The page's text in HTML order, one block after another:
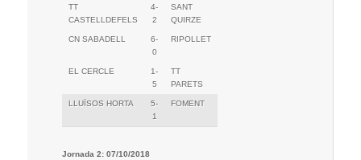
TT
CASTELLDEFELS
4-
2
SANT
QUIRZE
CN SABADELL
6-
0
RIPOLLET
EL CERCLE
1-
5
TT
PARETS
LLUÏSOS HORTA
5-
1
FOMENT
Jornada 2: 07/10/2018